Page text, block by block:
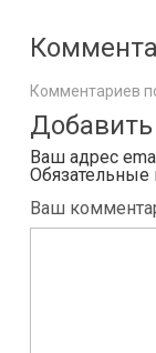
Комментариев
Ваш адрес
Ваш